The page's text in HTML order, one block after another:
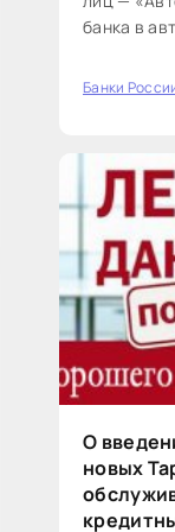
банка в
могут
средства
Банки
О
новых